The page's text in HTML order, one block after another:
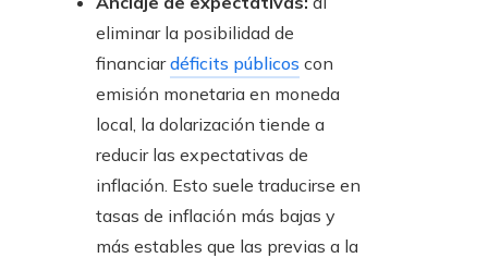
eliminar la posibilidad de
financiardéficits públicos con
emisión monetaria en moneda
local, la dolarización tiende a
reducir las expectativas de
inflación. Esto suele traducirse en
tasas de inflación más bajas y
más estables que las previas a la